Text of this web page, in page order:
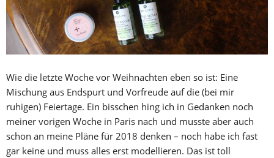
Wie die letzte Woche vor Weihnachten eben so ist: Eine
Mischung aus Endspurt und Vorfreude auf die (bei mir
ruhigen) Feiertage. Ein bisschen hing ich in Gedanken noch
meiner vorigen Woche in Paris nach und musste aber auch
schon an meine Pläne für 2018 denken – noch habe ich fast
gar keine und muss alles erst modellieren. Das ist toll